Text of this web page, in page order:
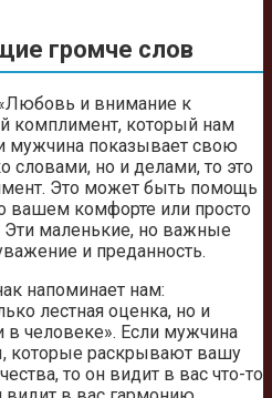
громче слов
и внимание к
комплимент, который нам
мужчина показывает свою
словами, но и делами, то это
Это может быть помощь
вашем комфорте или просто
Эти маленькие, но важные
и преданность.
напоминает нам:
лестная оценка, но и
в человеке». Если мужчина
которые раскрывают вашу
то он видит в вас что-то